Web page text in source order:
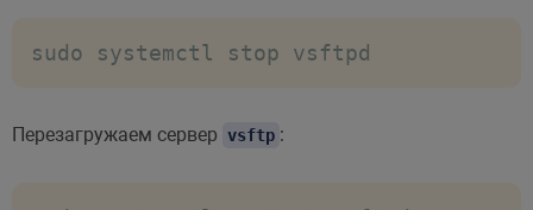
sudo systemctl stop vsftpd
Перезагружаем сервер vsftp :